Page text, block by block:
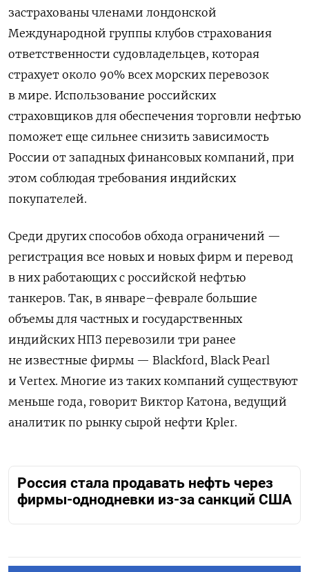
застрахованы членами лондонской
Международной группы клубов страхования
ответственности судовладельцев, которая
страхует около 90% всех морских перевозок
в мире. Использование российских
страховщиков для обеспечения торговли нефтью
поможет еще сильнее снизить зависимость
России от западных финансовых компаний, при
этом соблюдая требования индийских
покупателей.
Среди других способов обхода ограничений —
регистрация все новых и новых фирм и перевод
в них работающих с российской нефтью
танкеров. Так, в январе–феврале большие
объемы для частных и государственных
индийских НПЗ перевозили три ранее
не известные фирмы — Blackford, Black Pearl
и Vertex. Многие из таких компаний существуют
меньше года, говорит Виктор Катона, ведущий
аналитик по рынку сырой нефти Kpler.
Россия стала продавать нефть через
фирмы-однодневки из-за санкций США